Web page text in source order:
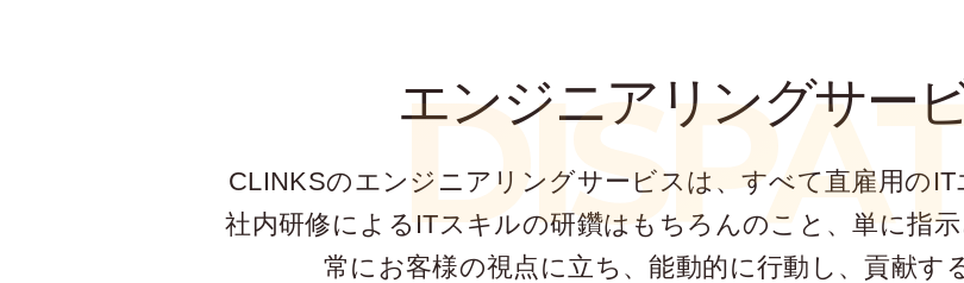
エンジニアリングサー
CLINKSのエンジニアリングサービスは、すべて直雇用の
社内研修によるITスキルの研鑽はもちろんのこと、単に指
常にお客様の視点に立ち、能動的に行動し、貢献す